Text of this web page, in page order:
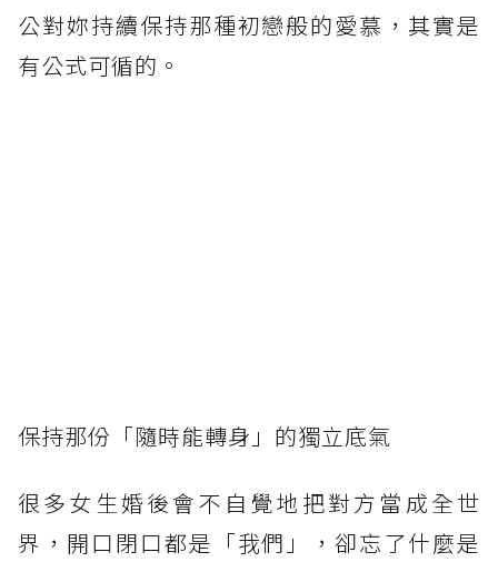
公對妳持續保持那種初戀般的愛慕，其實是
有公式可循的。
保持那份「隨時能轉身」的獨立底氣
很多女生婚後會不自覺地把對方當成全世
界，開口閉口都是「我們」，卻忘了什麼是